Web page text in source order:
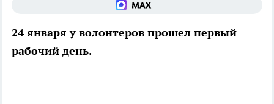
24 января у волонтеров прошел первый
рабочий день.